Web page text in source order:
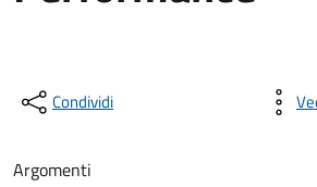
Condividi
Argomenti